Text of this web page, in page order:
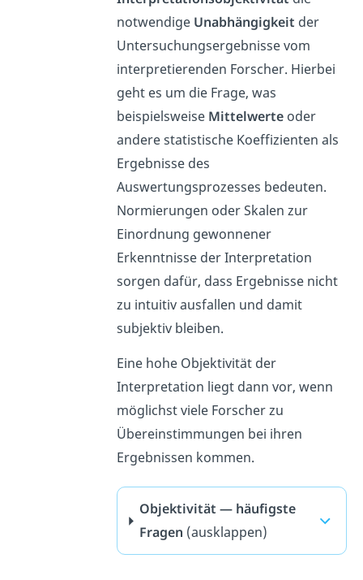
notwendige Unabhängigkeit der
Untersuchungsergebnisse vom
interpretierenden Forscher. Hierbei
geht es um die Frage, was
beispielsweise Mittelwerte oder
andere statistische Koeffizienten als
Ergebnisse des
Auswertungsprozesses bedeuten.
Normierungen oder Skalen zur
Einordnung gewonnener
Erkenntnisse der Interpretation
sorgen dafür, dass Ergebnisse nicht
zu intuitiv ausfallen und damit
subjektiv bleiben.
Eine hohe Objektivität der
Interpretation liegt dann vor, wenn
möglichst viele Forscher zu
Übereinstimmungen bei ihren
Ergebnissen kommen.
Objektivität — häufigste
Fragen (ausklappen)